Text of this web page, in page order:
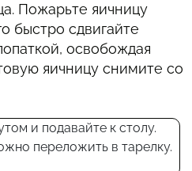
Пожарьте яичницу
быстро сдвигайте
освобождая
яичницу снимите со